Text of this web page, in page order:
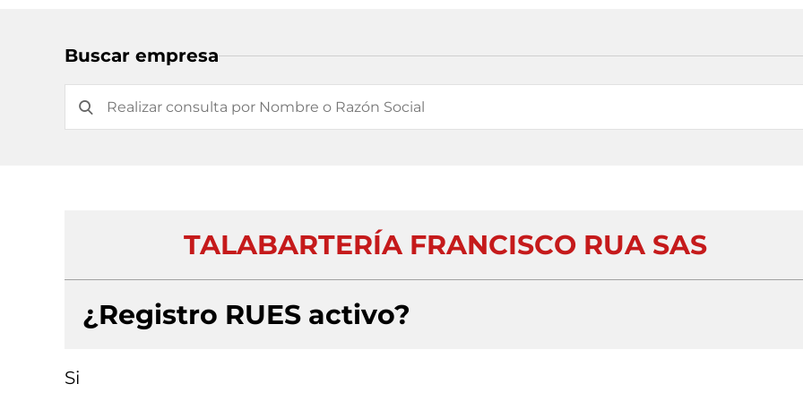
Buscar empresa
TALABARTERÍA FRANCISCO RUA SAS
¿Registro RUES activo?
Si